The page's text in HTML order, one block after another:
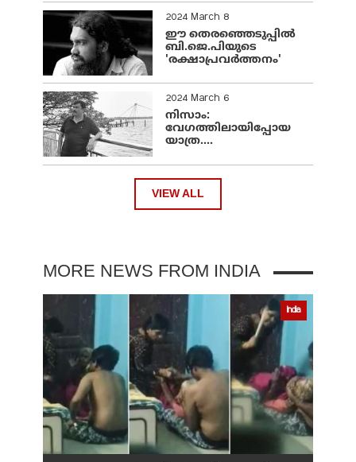
2024 March 8
ഈ തെരഞ്ഞെടുപ്പില്‍
ബി.ജെ.പിയുടെ
'രക്ഷാപ്രവര്‍ത്തനം'
2024 March 6
നിസാം:
വേഗത്തിലായിപ്പോയ
യാത്ര....
VIEW ALL
MORE NEWS FROM INDIA
India